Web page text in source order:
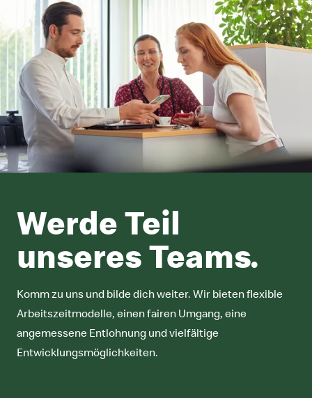
Werde Teil
unseres Teams.
Komm zu uns und bilde dich weiter. Wir bieten flexible
Arbeitszeitmodelle, einen fairen Umgang, eine
angemessene Entlohnung und vielfältige
Entwicklungsmöglichkeiten.